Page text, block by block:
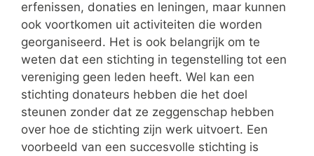
erfenissen, donaties en leningen, maar kunnen
ook voortkomen uit activiteiten die worden
georganiseerd. Het is ook belangrijk om te
weten dat een stichting in tegenstelling tot een
vereniging geen leden heeft. Wel kan een
stichting donateurs hebben die het doel
steunen zonder dat ze zeggenschap hebben
over hoe de stichting zijn werk uitvoert. Een
voorbeeld van een succesvolle stichting is